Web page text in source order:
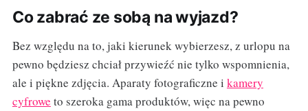
Co zabrać ze sobą na wyjazd?
Bez względu na to, jaki kierunek wybierzesz, z urlopu na
pewno będziesz chciał przywieźć nie tylko wspomnienia,
ale i piękne zdjęcia. Aparaty fotograficzne i kamery
cyfrowe to szeroka gama produktów, więc na pewno